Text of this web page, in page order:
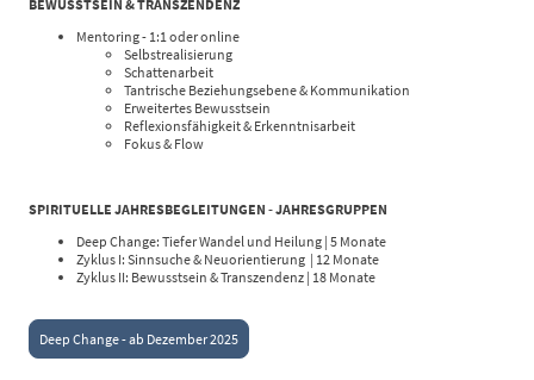
BEWUSSTSEIN & TRANSZENDENZ
Mentoring - 1:1 oder online
Selbstrealisierung
Schattenarbeit
Tantrische Beziehungsebene & Kommunikation
Erweitertes Bewusstsein
Reflexionsfähigkeit & Erkenntnisarbeit
Fokus & Flow
SPIRITUELLE JAHRESBEGLEITUNGEN - JAHRESGRUPPEN
Deep Change: Tiefer Wandel und Heilung | 5 Monate
Zyklus I: Sinnsuche & Neuorientierung | 12 Monate
Zyklus II: Bewusstsein & Transzendenz | 18 Monate
Deep Change - ab Dezember 2025